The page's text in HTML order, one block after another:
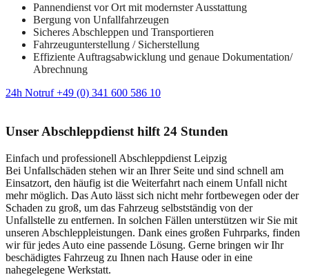
Pannendienst vor Ort mit modernster Ausstattung
Bergung von Unfallfahrzeugen
Sicheres Abschleppen und Transportieren
Fahrzeugunterstellung / Sicherstellung
Effiziente Auftragsabwicklung und genaue Dokumentation/
Abrechnung
24h Notruf +49 (0) 341 600 586 10
Unser Abschleppdienst hilft 24 Stunden
Einfach und professionell Abschleppdienst Leipzig
Bei Unfallschäden stehen wir an Ihrer Seite und sind schnell am
Einsatzort, den häufig ist die Weiterfahrt nach einem Unfall nicht
mehr möglich. Das Auto lässt sich nicht mehr fortbewegen oder der
Schaden zu groß, um das Fahrzeug selbstständig von der
Unfallstelle zu entfernen. In solchen Fällen unterstützen wir Sie mit
unseren Abschleppleistungen. Dank eines großen Fuhrparks, finden
wir für jedes Auto eine passende Lösung. Gerne bringen wir Ihr
beschädigtes Fahrzeug zu Ihnen nach Hause oder in eine
nahegelegene Werkstatt.